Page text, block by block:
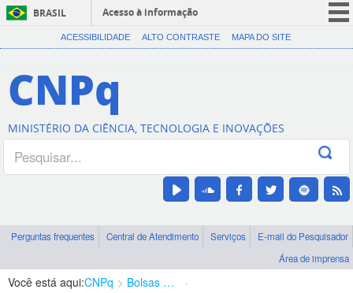
BRASIL
Acesso à informação
CORONAVÍRUS (COVID-19)
Canais
ACESSIBILIDADE ALTO CONTRASTE MAPA DO SITE
CNPq
MINISTÉRIO DA CIÊNCIA, TECNOLOGIA E INOVAÇÕES
Perguntas frequentes Central de Atendimento Serviços
E-mail do Pesquisador
Área de imprensa
Você está aqui:CNPq Bolsas e Auxílios Vigentes